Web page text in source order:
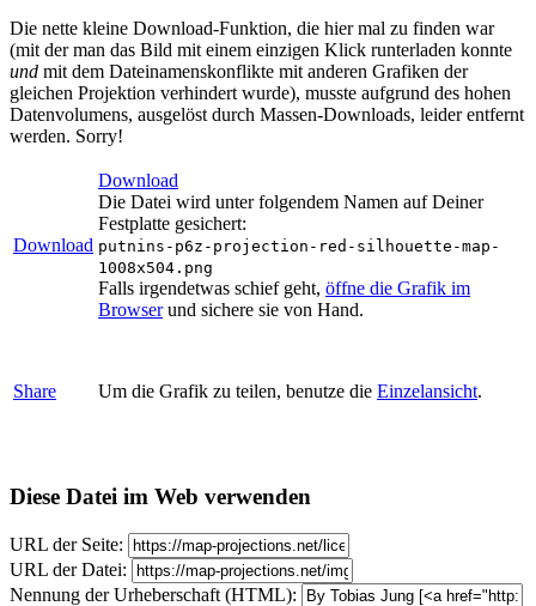
Die nette kleine Download-Funktion, die hier mal zu finden war
(mit der man das Bild mit einem einzigen Klick runterladen konnte
und mit dem Dateinamenskonflikte mit anderen Grafiken der
gleichen Projektion verhindert wurde), musste aufgrund des hohen
Datenvolumens, ausgelöst durch Massen-Downloads, leider entfernt
werden. Sorry!
Download
Download
Die Datei wird unter folgendem Namen auf Deiner
Festplatte gesichert:
putnins-p6z-projection-red-silhouette-map-
1008x504.png
Falls irgendetwas schief geht, öffne die Grafik im
Browserund sichere sie von Hand.
Share Um die Grafik zu teilen, benutze die Einzelansicht.
Diese Datei im Web verwenden
URL der Seite:
URL der Datei:
Nennung der Urheberschaft (HTML):